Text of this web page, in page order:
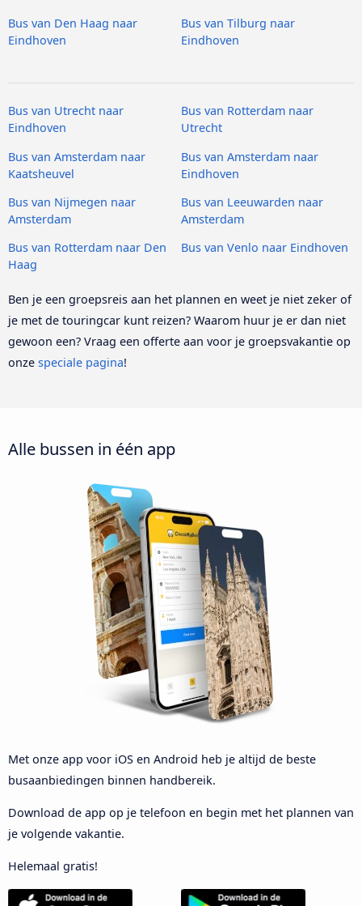
Bus van Den Haag naar
Eindhoven
Bus van Tilburg naar
Eindhoven
Bus van Utrecht naar
Eindhoven
Bus van Rotterdam naar
Utrecht
Bus van Amsterdam naar
Kaatsheuvel
Bus van Amsterdam naar
Eindhoven
Bus van Nijmegen naar
Amsterdam
Bus van Leeuwarden naar
Amsterdam
Bus van Rotterdam naar Den
Haag
Bus van Venlo naar Eindhoven
Ben je een groepsreis aan het plannen en weet je niet zeker of
je met de touringcar kunt reizen? Waarom huur je er dan niet
gewoon een? Vraag een offerte aan voor je groepsvakantie op
onze speciale pagina!
Alle bussen in één app
Met onze app voor iOS en Android heb je altijd de beste
busaanbiedingen binnen handbereik.
Download de app op je telefoon en begin met het plannen van
je volgende vakantie.
Helemaal gratis!